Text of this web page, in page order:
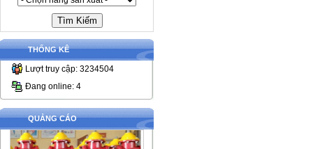
THỐNG KÊ
Lượt truy cập: 3234504
Đang online: 4
QUẢNG CÁO